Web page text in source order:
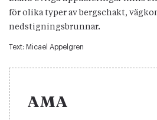
för olika typer av bergschakt,
nedstigningsbrunnar.
Text: Micael Appelgren
AMA